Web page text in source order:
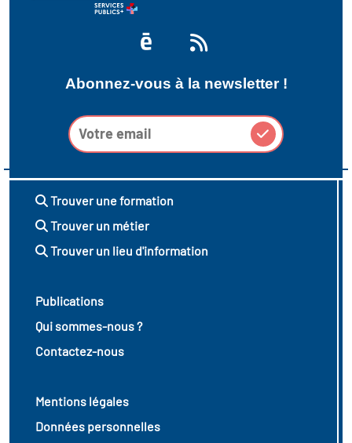
Abonnez-vous à la newsletter !
Trouver une formation
Trouver un métier
Trouver un lieu d'information
Publications
Qui sommes-nous ?
Contactez-nous
Mentions légales
Données personnelles